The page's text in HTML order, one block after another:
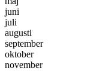
juni
juli
augusti
september
oktober
november